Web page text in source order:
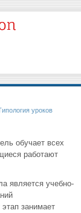
уроков
обучает всех
работают
является учебно-
этап занимает